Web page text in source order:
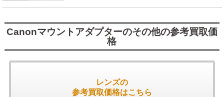
Canonマウントアダプターのその他の参考買取価
格
レンズの
参考買取価格はこちら